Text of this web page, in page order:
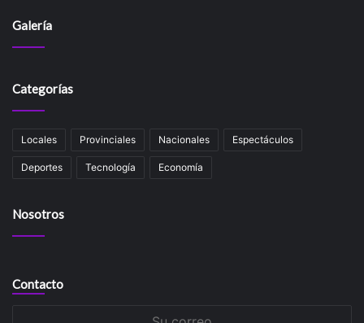
Galería
Categorías
Locales Provinciales Nacionales Espectáculos
Deportes Tecnología Economía
Nosotros
Contacto